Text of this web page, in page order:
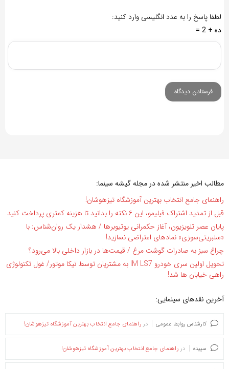
لطفا پاسخ را به عدد انگلیسی وارد کنید:
ده + 2 =
مطالب اخیر منتشر شده در مجله گیشه سینما:
راهنمای جامع انتخاب بهترین آموزشگاه تیزهوشان!
قبل از تمدید اشتراک فیلیمو، این ۶ نکته را بدانید تا هزینه کمتری پرداخت کنید
پایان عصر تلویزیون، آغاز حکمرانی یوتیوبرها / هشدار یک روان‌شناس: با
«سلبریتی‌سوزی» نمادهای اعتراضی نسازید!
چراغ سبز به صادرات گوشت مرغ / قیمت‌ها در بازار داخلی بالا می‌رود؟
تحویل اولین سری خودرو IM LS7 به مشتریان توسط نیکا موتور/ غول تکنولوژی
راهی خیابان ها شد!
آخرین نقدهای سینمایی:
کارشناس روابط عمومی در راهنمای جامع انتخاب بهترین آموزشگاه تیزهوشان!
سپیده در راهنمای جامع انتخاب بهترین آموزشگاه تیزهوشان!